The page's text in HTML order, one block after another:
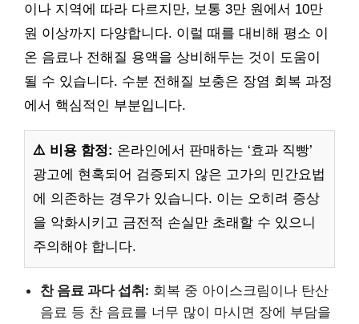
이나 지역에 따라 다르지만, 보통 3만 원에서 10만
원 이상까지 다양합니다. 이럴 때를 대비해 평소 이
온 음료나 전해질 용액을 상비해두는 것이 도움이
될 수 있습니다. 수분 전해질 보충은 장염 회복 과정
에서 핵심적인 부분입니다.
⚠️ 비용 함정: 온라인에서 판매하는 ‘효과 직빵’
광고에 현혹되어 검증되지 않은 고가의 민간요법
에 의존하는 경우가 있습니다. 이는 오히려 증상
을 악화시키고 금전적 손실만 초래할 수 있으니
주의해야 합니다.
찬 음료 과다 섭취: 회복 중 아이스크림이나 탄산
음료 등 찬 음료를 너무 많이 마시면 장에 부담을